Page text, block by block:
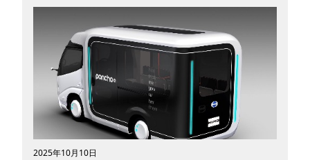
展開する川崎重工グループ開発の新しいオフロー
ドパーソナルモビリティ「CORLEO（コルレ
オ）」をご存じですか？ 大阪万博の展示で話題
になったので、見たことがある方も多いのではな
いでしょうか。 「CORLEO」とはどんなモビリ
ティなのか、実用化の時期や想定している使用シ
ーン、未来の移動手段にどのような影響を与える
のかなど、幅広い観点から紐解いていきたいと思
います。
2025年10月10日